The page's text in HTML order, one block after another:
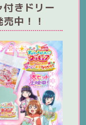
付きドリー
中！！